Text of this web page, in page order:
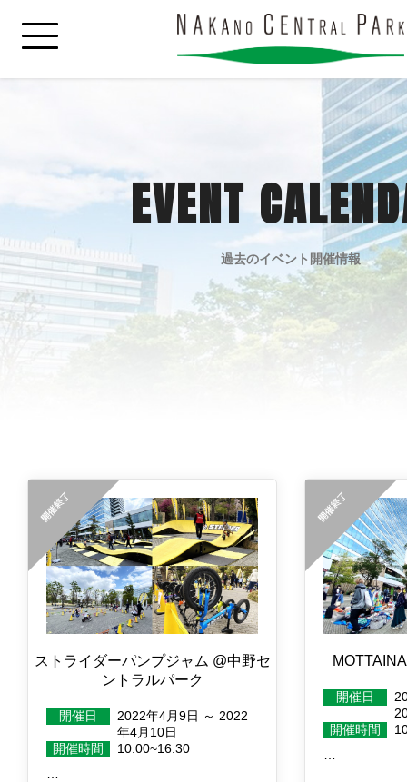
EVENT
過去のイベント開催情報
ストライダーパンプジャム @中野セ
ントラルパーク
開催日
2022年4月9日 ～ 2022
年4月10日
開催時間
10:00~16:30
開催日
開催時間